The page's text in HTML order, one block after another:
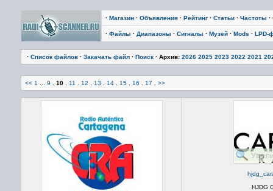
· Магазин · Объявления · Рейтинг · Статьи · Частоты ·
· Файлы · Диапазоны · Сигналы · Музей · Mods · LPD-
· Список файлов · Закачать файл · Поиск · Архив: 2026 2025 2023 2022 2021
<< 1 9 10 11 12 13 14 15 16 17 >>
HJDG